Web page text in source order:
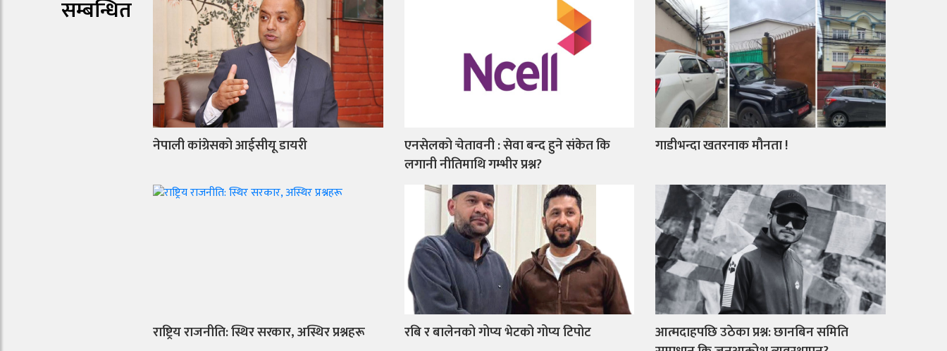
सम्बन्धित
नेपाली कांग्रेसको आईसीयू डायरी
एनसेलको चेतावनी : सेवा बन्द हुने संकेत कि
लगानी नीतिमाथि गम्भीर प्रश्न?
गाडीभन्दा खतरनाक मौनता !
राष्ट्रिय राजनीति: स्थिर सरकार, अस्थिर प्रश्नहरू रबि र बालेनको गोप्य भेटको गोप्य टिपोट
आत्मदाहपछि उठेका प्रश्न: छानबिन समिति